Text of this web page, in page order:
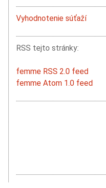
Vyhodnotenie súťaží
RSS tejto stránky:
femme RSS 2.0 feed
femme Atom 1.0 feed